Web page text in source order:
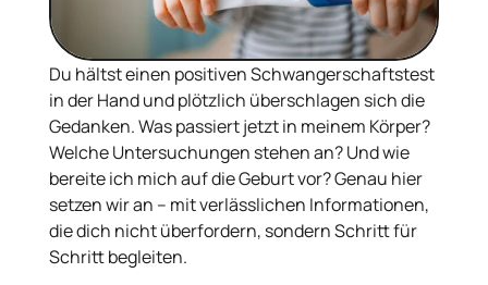
Du hältst einen positiven Schwangerschaftstest
in der Hand und plötzlich überschlagen sich die
Gedanken. Was passiert jetzt in meinem Körper?
Welche Untersuchungen stehen an? Und wie
bereite ich mich auf die Geburt vor? Genau hier
setzen wir an – mit verlässlichen Informationen,
die dich nicht überfordern, sondern Schritt für
Schritt begleiten.